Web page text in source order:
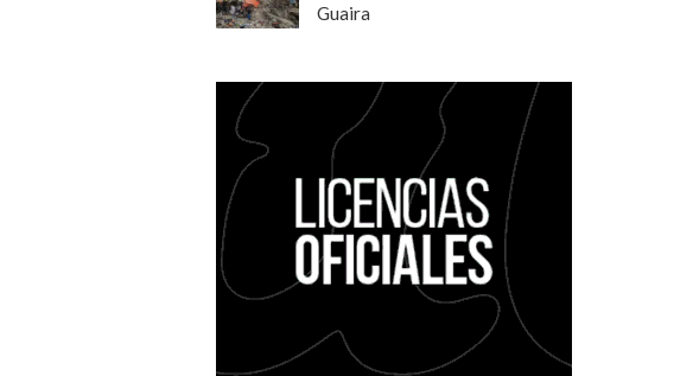
Guaira